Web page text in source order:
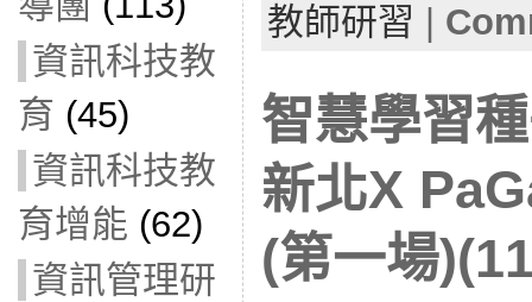
資訊科技教
育 (45)
資訊科技教
育增能 (62)
資訊管理研
教師研習
智慧學習
新北X
(第一場